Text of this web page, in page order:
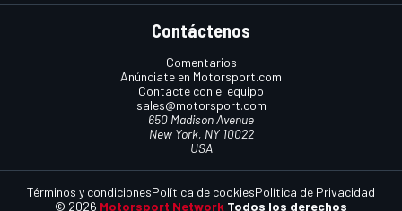
Contáctenos
Comentarios
Anúnciate en Motorsport.com
Contacte con el equipo
sales@motorsport.com
650 Madison Avenue
New York, NY 10022
USA
© 2026 Motorsport Network Todos los derechos
Términos y condicionesPolítica de cookiesPolítica de Privacidad